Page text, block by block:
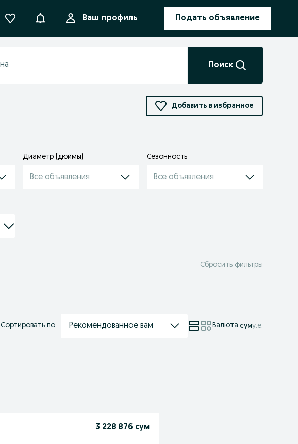
УведомленияВаш профиль Подать объявление
Поиск
Добавить в избранное
Диаметр (дюймы)
Все объявления
Сезонность
Все объявления
Сбросить фильтры
Сортировать по: Рекомендованное вам Валюта:суму.е.
3 228 876 сум